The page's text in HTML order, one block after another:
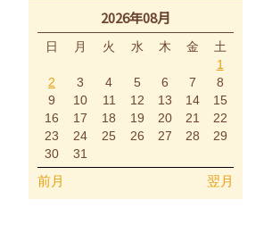
2026年08月
日 月 火 水 木 金
土
1
2
3 4 5 6 7
8
9
10 11 12 13 14
15
16
17 18 19 20 21
22
23
24 25 26 27 28
29
30
31
前月 翌月